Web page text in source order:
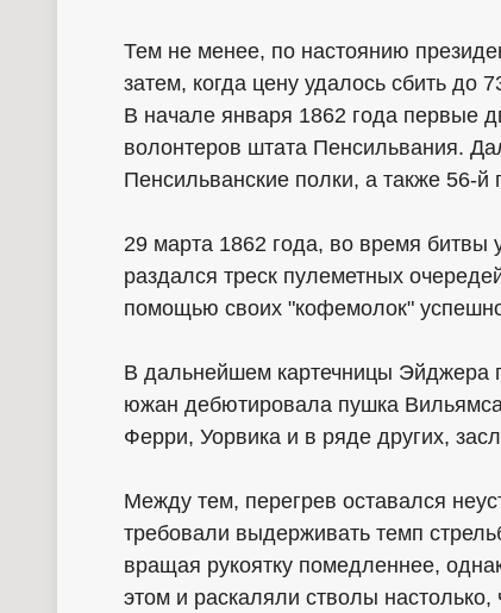
Тем не менее, по настоянию
затем, когда цену удалось сбить до
В начале января 1862 года первые
волонтеров штата Пенсильвания.
Пенсильванские полки, а также 56-
29 марта 1862 года, во время
раздался треск пулеметных
помощью своих "кофемолок"
В дальнейшем картечницы Эйджера
южан дебютировала пушка
Ферри, Уорвика и в ряде других,
Между тем, перегрев оставался
требовали выдерживать темп
вращая рукоятку помедленнее,
этом и раскаляли стволы